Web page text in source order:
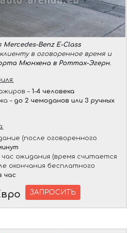
Mercedes-Benz E-Class
в оговоренное время и
Мюнхена в Роттах-Эгерн.
– 1-4 человека
– до 2 чемоданов или 3 ручных
(после оговоренного
ожидания (время считается
окончания бесплатного
час
ЗАПРОСИТЬ